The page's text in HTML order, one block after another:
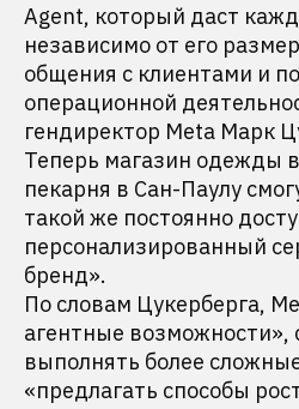
Agent, который даст
независимо от его
общения с клиентами и
операционной
гендиректор Meta Марк
Теперь магазин одежды
пекарня в Сан-Паулу
такой же постоянно
персонализированный
бренд».
По словам Цукерберга,
агентные возможности»,
выполнять более
«предлагать способы